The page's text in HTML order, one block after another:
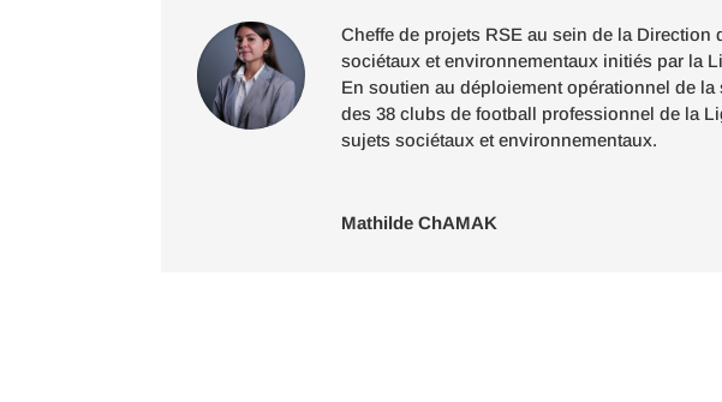
Cheffe de projets RSE au sein de la
sociétaux et environnementaux initiés par la
En soutien au déploiement opérationnel de
des 38 clubs de football professionnel de la
sujets sociétaux et environnementaux.
Mathilde ChAMAK